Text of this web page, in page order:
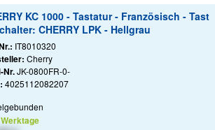
KC 1000 - Tastatur - Französisch - Tast
CHERRY LPK - Hellgrau
IT8010320
Cherry
Nr.JK-0800FR-0-
4025112082207